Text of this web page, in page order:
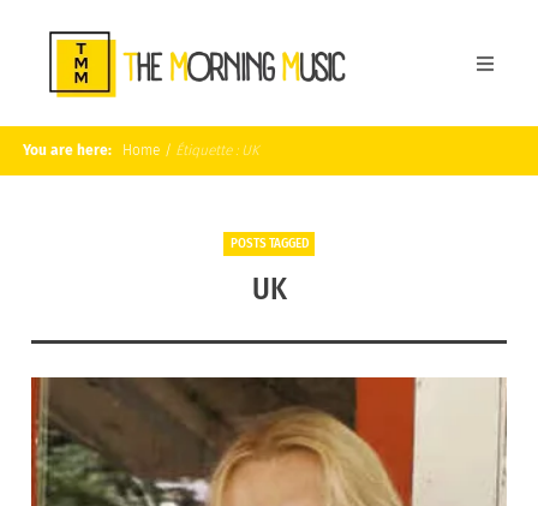
You are here: Home / Étiquette : UK
POSTS TAGGED
UK